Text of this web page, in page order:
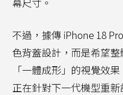
不過，據傳 iPhone 18
色背蓋設計，而是希望
「一體成形」的視覺效
正在針對下一代機型重